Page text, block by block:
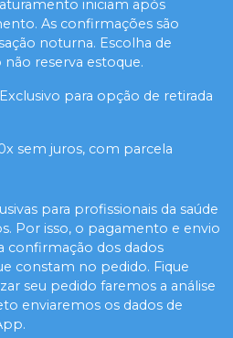
iniciam após
As confirmações são
noturna. Escolha de
reserva estoque.
Exclusivo para opção de retirada
sem juros, com parcela
para profissionais da saúde
Por isso, o pagamento e envio
confirmação dos dados
constam no pedido. Fique
seu pedido faremos a análise
enviaremos os dados de